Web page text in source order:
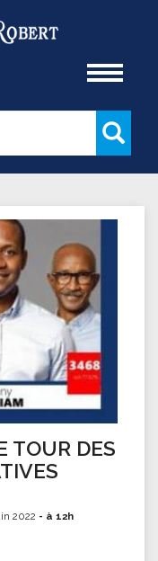
TOUR DES
2022 - à 12h